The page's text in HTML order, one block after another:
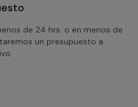
de 24 hrs. o en menos de
un presupuesto a